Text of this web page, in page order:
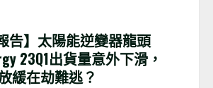
告】太陽能逆變器龍頭
23Q1出貨量意外下滑，
緩在劫難逃？